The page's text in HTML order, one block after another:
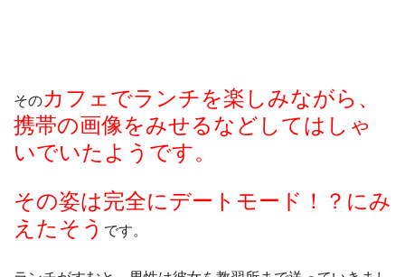
そのカフェでランチを楽しみながら、
携帯の画像をみせるなどしてはしゃ
いでいたようです。
その姿は完全にデートモード！？にみ
えたそう です。